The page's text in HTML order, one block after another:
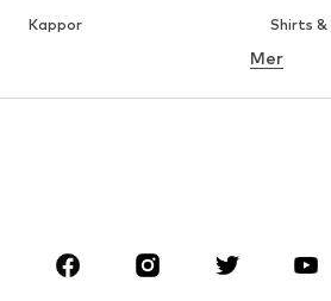
Kappor
Shirts
Premium
Mer